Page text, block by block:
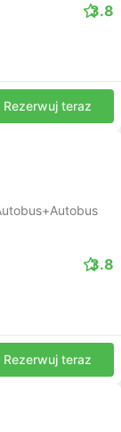
3.8
Rezerwuj teraz
3.8
Rezerwuj teraz